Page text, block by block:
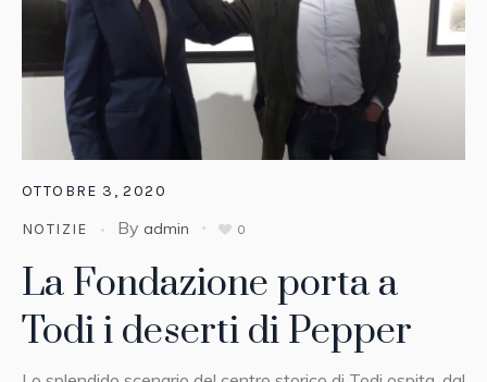
OTTOBRE 3, 2020
NOTIZIE By admin 0
La Fondazione porta a
Todi i deserti di Pepper